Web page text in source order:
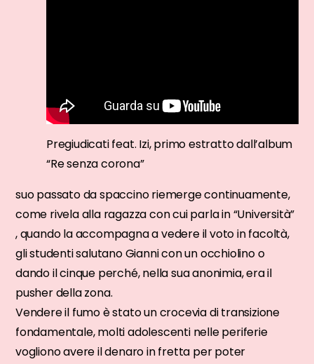
Pregiudicati feat. Izi, primo estratto dall’album
“Re senza corona”
suo passato da spaccino riemerge continuamente,
come rivela alla ragazza con cui parla in “Università”
, quando la accompagna a vedere il voto in facoltà,
gli studenti salutano Gianni con un occhiolino o
dando il cinque perché, nella sua anonimia, era il
pusher della zona.
Vendere il fumo è stato un crocevia di transizione
fondamentale, molti adolescenti nelle periferie
vogliono avere il denaro in fretta per poter